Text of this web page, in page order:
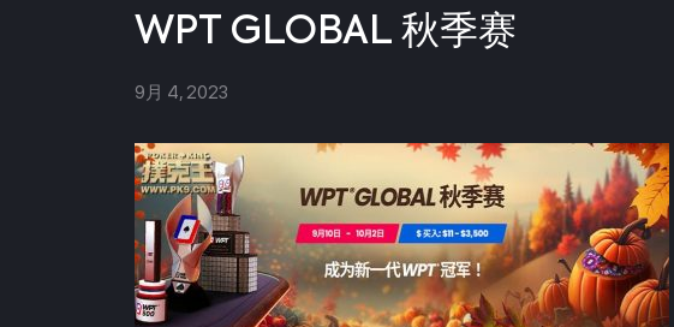
WPT GLOBAL 秋季赛
9月 4, 2023